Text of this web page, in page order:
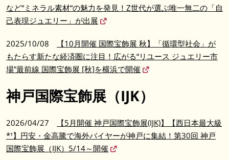
など“ミネラル素材“の魅力を発見！Z世代が選ぶ唯一無二の「自
己表現ジュエリー」が出展
2025/10/08
【10月開催 国際宝飾展 秋】「循環型社会」が
もたらす新たな経済圏に注目！広がる“リユース ジュエリー市
場”最前線 国際宝飾展 [秋]を横浜で開催
神戸国際宝飾展（IJK）
2026/04/27
【5月開催 神戸国際宝飾展(IJK)】【西日本最大級
*¹】円安・金高騰で海外バイヤーが神戸に集結！第30回 神戸
国際宝飾展（IJK）5/14～開催